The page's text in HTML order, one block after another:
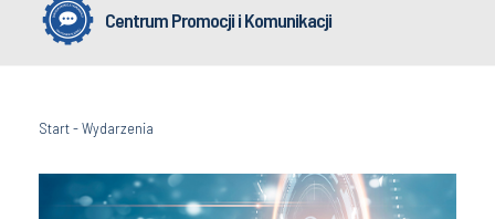
Centrum Promocji i Komunikacji
Start-Wydarzenia